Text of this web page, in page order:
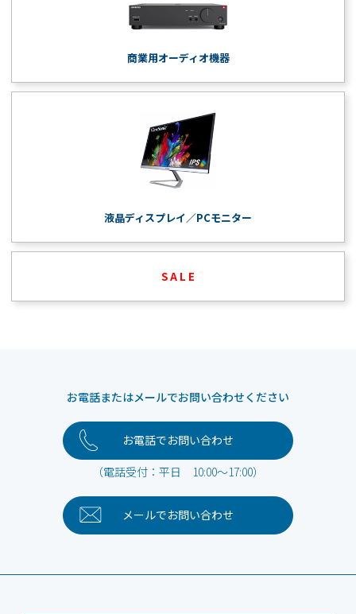
商業用オーディオ機器
液晶ディスプレイ／PCモニター
S A L E
お電話またはメールでお問い合わせください
お電話でお問い合わせ
（電話受付：平日 10:00～17:00）
メールでお問い合わせ